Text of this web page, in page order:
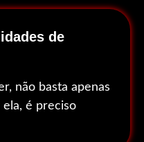
de
não basta apenas
é preciso